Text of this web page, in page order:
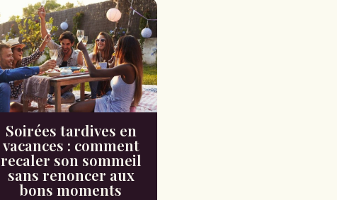
Soirées tardives en
vacances : comment
recaler son sommeil
sans renoncer aux
bons moments